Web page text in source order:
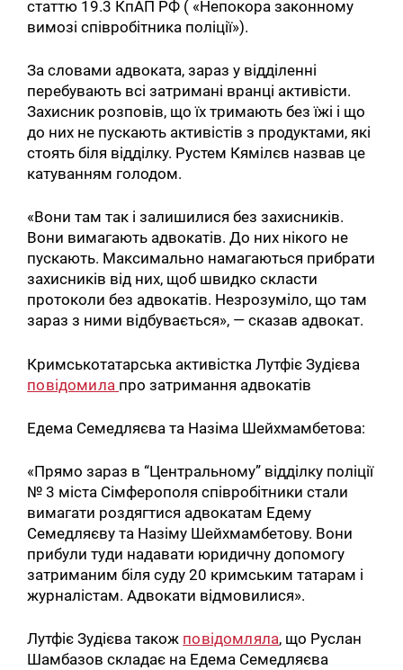
статтю 19.3 КпАП РФ ( «Непокора законному
вимозі співробітника поліції»).
За словами адвоката, зараз у відділенні
перебувають всі затримані вранці активісти.
Захисник розповів, що їх тримають без їжі і що
до них не пускають активістів з продуктами, які
стоять біля відділку. Рустем Кямілєв назвав це
катуванням голодом.
«Вони там так і залишилися без захисників.
Вони вимагають адвокатів. До них нікого не
пускають. Максимально намагаються прибрати
захисників від них, щоб швидко скласти
протоколи без адвокатів. Незрозуміло, що там
зараз з ними відбувається», — сказав адвокат.
Кримськотатарська активістка Лутфіє Зудієва
повідомила про затримання адвокатів
Едема Семедляєва та Назіма Шейхмамбетова:
«Прямо зараз в “Центральному” відділку поліції
№ 3 міста Сімферополя співробітники стали
вимагати роздягтися адвокатам Едему
Семедляєву та Назіму Шейхмамбетову. Вони
прибули туди надавати юридичну допомогу
затриманим біля суду 20 кримським татарам і
журналістам. Адвокати відмовилися».
Лутфіє Зудієва також повідомляла, що Руслан
Шамбазов складає на Едема Семедляєва